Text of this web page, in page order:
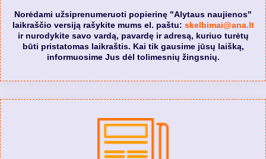
Norėdami užsiprenumeruoti popierinę "Alytaus naujienos"
laikraščio versiją rašykite mums el. paštu: skelbimai@ana.lt
ir nurodykite savo vardą, pavardę ir adresą, kuriuo turėtų
būti pristatomas laikraštis. Kai tik gausime jūsų laišką,
informuosime Jus dėl tolimesnių žingsnių.